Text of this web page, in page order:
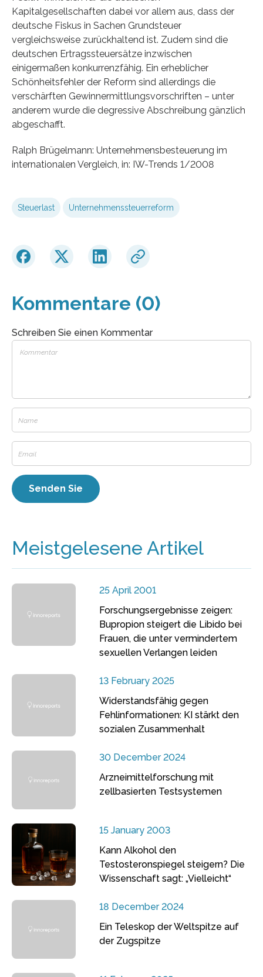
Kapitalgesellschaften dabei vor allem aus, dass der
deutsche Fiskus in Sachen Grundsteuer
vergleichsweise zurückhaltend ist. Zudem sind die
deutschen Ertragssteuersätze inzwischen
einigermaßen konkurrenzfähig. Ein erheblicher
Schönheitsfehler der Reform sind allerdings die
verschärften Gewinnermittlungsvorschriften – unter
anderem wurde die degressive Abschreibung gänzlich
abgeschafft.
Ralph Brügelmann: Unternehmensbesteuerung im
internationalen Vergleich, in: IW-Trends 1/2008
Steuerlast Unternehmenssteuerreform
Kommentare (0)
Schreiben Sie einen Kommentar
Meistgelesene Artikel
25 April 2001
Forschungsergebnisse zeigen:
Bupropion steigert die Libido bei
Frauen, die unter vermindertem
sexuellen Verlangen leiden
13 February 2025
Widerstandsfähig gegen
Fehlinformationen: KI stärkt den
sozialen Zusammenhalt
30 December 2024
Arzneimittelforschung mit
zellbasierten Testsystemen
15 January 2003
Kann Alkohol den
Testosteronspiegel steigern? Die
Wissenschaft sagt: „Vielleicht“
18 December 2024
Ein Teleskop der Weltspitze auf
der Zugspitze